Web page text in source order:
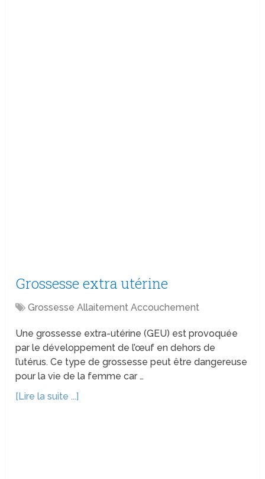
Grossesse extra utérine
Grossesse Allaitement Accouchement
Une grossesse extra-utérine (GEU) est provoquée
par le développement de l’œuf en dehors de
l’utérus. Ce type de grossesse peut être dangereuse
pour la vie de la femme car …
[Lire la suite ...]